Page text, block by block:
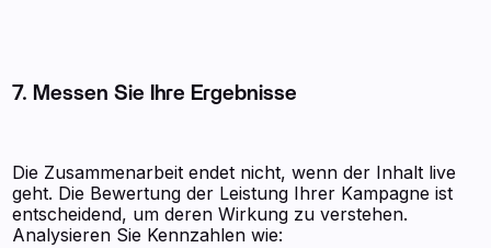
7. Messen Sie Ihre Ergebnisse
Die Zusammenarbeit endet nicht, wenn der Inhalt live
geht. Die Bewertung der Leistung Ihrer Kampagne ist
entscheidend, um deren Wirkung zu verstehen.
Analysieren Sie Kennzahlen wie: